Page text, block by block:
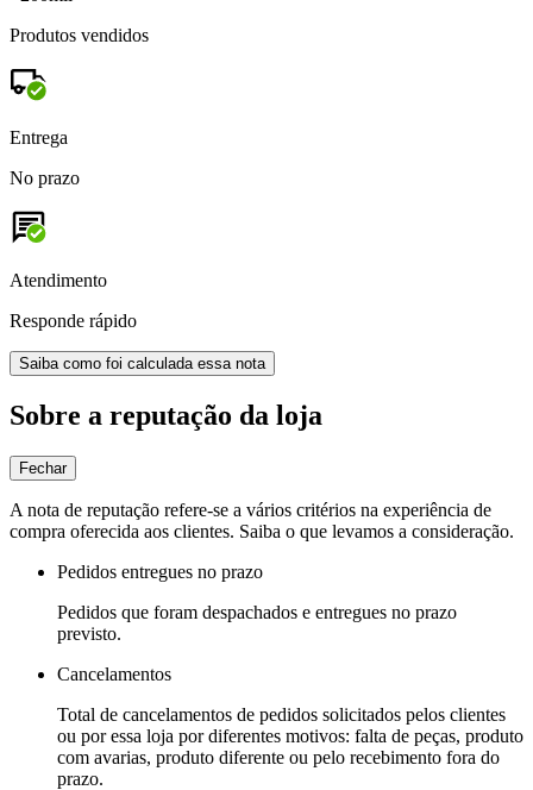
Produtos vendidos
Entrega
No prazo
Atendimento
Responde rápido
Saiba como foi calculada essa nota
Sobre a reputação da loja
Fechar
A nota de reputação refere-se a vários critérios na experiência de
compra oferecida aos clientes. Saiba o que levamos a consideração.
Pedidos entregues no prazo
Pedidos que foram despachados e entregues no prazo
previsto.
Cancelamentos
Total de cancelamentos de pedidos solicitados pelos clientes
ou por essa loja por diferentes motivos: falta de peças, produto
com avarias, produto diferente ou pelo recebimento fora do
prazo.